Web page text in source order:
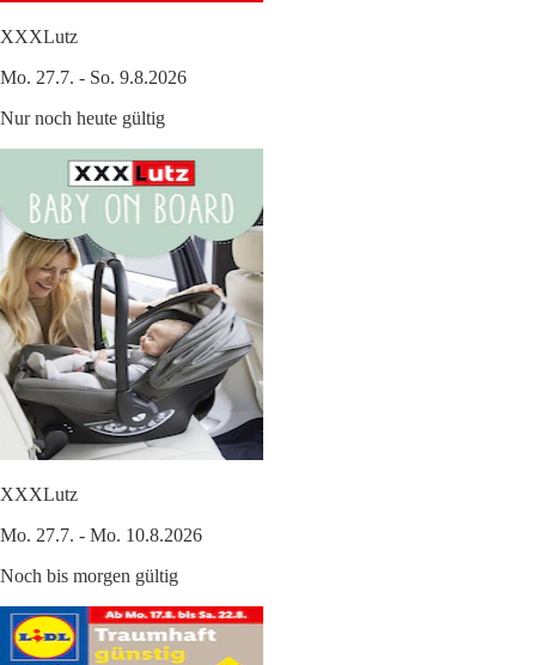
XXXLutz
Mo. 27.7. - So. 9.8.2026
Nur noch heute gültig
XXXLutz
Mo. 27.7. - Mo. 10.8.2026
Noch bis morgen gültig